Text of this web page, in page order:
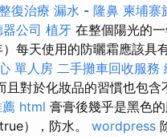
復治療 漏水 - 隆鼻 柬埔寨
器公司 植牙 在整個陽光的
每天使用的防曬霜應該具
單人房 二手攤車回收服務
且對於化妝品的習慣也包含
html 膏膏後幾乎是黑色
），防水。 wordpress